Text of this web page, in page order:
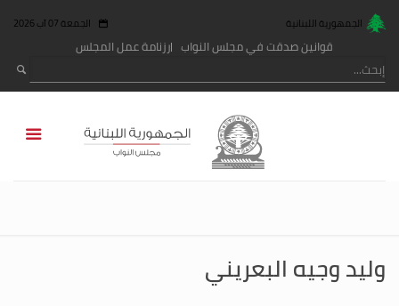
الجمهورية اللبنانية الجمعة 07 آب 2026
قوانين صدقت في مجلس النواب رزنامة عمل المجلس
وليد وجيه البعريني